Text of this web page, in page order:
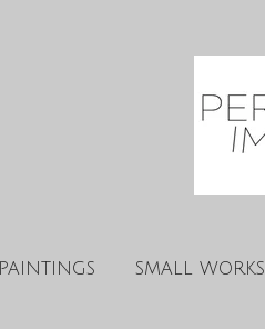
PAINTINGS SMALL WORKS